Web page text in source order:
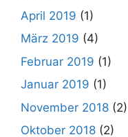
April 2019 (1)
März 2019 (4)
Februar 2019 (1)
Januar 2019 (1)
November 2018 (2)
Oktober 2018 (2)